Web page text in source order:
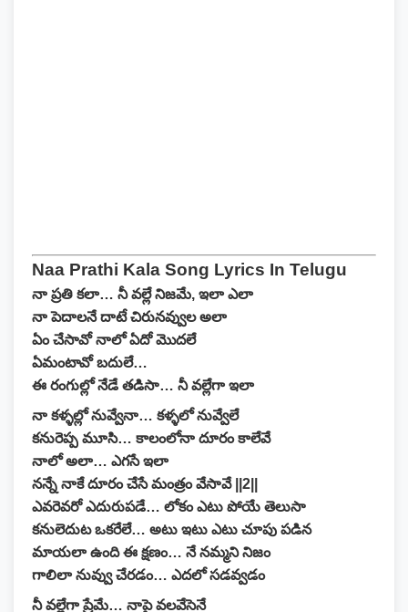
Naa Prathi Kala Song Lyrics In Telugu
నా ప్రతి కలా… నీ వల్లే నిజమే, ఇలా ఎలా
నా పెదాలనే దాటే చిరునవ్వుల అలా
ఏం చేసావో నాలో ఏదో మొదలే
ఏమంటావో బదులే…
ఈ రంగుల్లో నేడే తడిసా… నీ వల్లేగా ఇలా
నా కళ్ళల్లో నువ్వేనా… కళ్ళలో నువ్వేలే
కనురెప్ప మూసి… కాలంలోనా దూరం కాలేవే
నాలో అలా… ఎగసే ఇలా
నన్నే నాకే దూరం చేసే మంత్రం వేసావే ||2||
ఎవరెవరో ఎదురుపడే… లోకం ఎటు పోయే తెలుసా
కనులెదుట ఒకరేలే… అటు ఇటు ఎటు చూపు పడిన
మాయలా ఉంది ఈ క్షణం… నే నమ్మని నిజం
గాలిలా నువ్వు చేరడం… ఎదలో సడవ్వడం
నీ వల్లేగా ప్రేమే… నాపై వలవేసెనే